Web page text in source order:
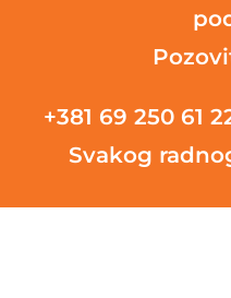
+381 69 250 61
Svakog